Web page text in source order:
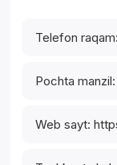
Telefon
Pochta
Web sayt: